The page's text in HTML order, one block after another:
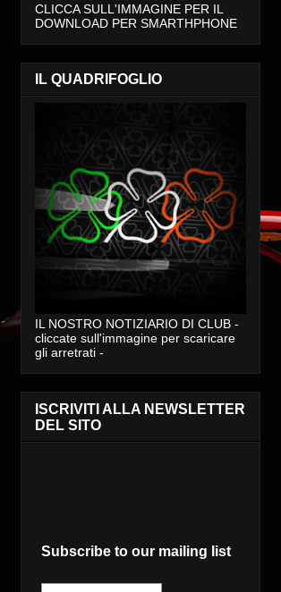
CLICCA SULL'IMMAGINE PER IL
DOWNLOAD PER SMARTHPHONE
IL QUADRIFOGLIO
IL NOSTRO NOTIZIARIO DI CLUB -
cliccate sull'immagine per scaricare
gli arretrati -
ISCRIVITI ALLA NEWSLETTER
DEL SITO
Subscribe to our mailing list